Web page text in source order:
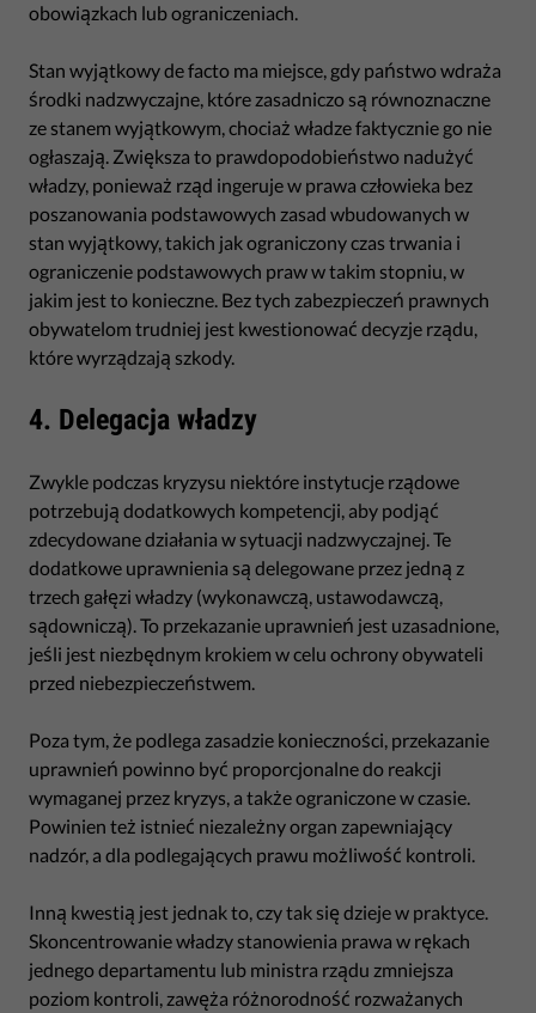
obowiązkach lub ograniczeniach.
Stan wyjątkowy de facto ma miejsce, gdy państwo wdraża
środki nadzwyczajne, które zasadniczo są równoznaczne
ze stanem wyjątkowym, chociaż władze faktycznie go nie
ogłaszają. Zwiększa to prawdopodobieństwo nadużyć
władzy, ponieważ rząd ingeruje w prawa człowieka bez
poszanowania podstawowych zasad wbudowanych w
stan wyjątkowy, takich jak ograniczony czas trwania i
ograniczenie podstawowych praw w takim stopniu, w
jakim jest to konieczne. Bez tych zabezpieczeń prawnych
obywatelom trudniej jest kwestionować decyzje rządu,
które wyrządzają szkody.
4. Delegacja władzy
Zwykle podczas kryzysu niektóre instytucje rządowe
potrzebują dodatkowych kompetencji, aby podjąć
zdecydowane działania w sytuacji nadzwyczajnej. Te
dodatkowe uprawnienia są delegowane przez jedną z
trzech gałęzi władzy (wykonawczą, ustawodawczą,
sądowniczą). To przekazanie uprawnień jest uzasadnione,
jeśli jest niezbędnym krokiem w celu ochrony obywateli
przed niebezpieczeństwem.
Poza tym, że podlega zasadzie konieczności, przekazanie
uprawnień powinno być proporcjonalne do reakcji
wymaganej przez kryzys, a także ograniczone w czasie.
Powinien też istnieć niezależny organ zapewniający
nadzór, a dla podlegających prawu możliwość kontroli.
Inną kwestią jest jednak to, czy tak się dzieje w praktyce.
Skoncentrowanie władzy stanowienia prawa w rękach
jednego departamentu lub ministra rządu zmniejsza
poziom kontroli, zawęża różnorodność rozważanych